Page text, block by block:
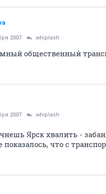
2007 whiplash
общественный
2007 whiplash
Ярск хвалить -
показалось, что с